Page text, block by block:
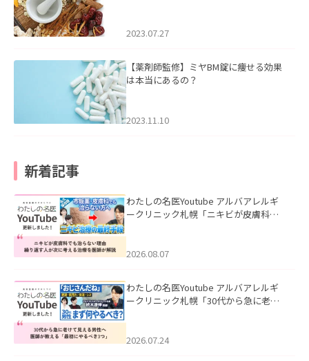
2023.07.27
【薬剤師監修】ミヤBM錠に痩せる効果
は本当にあるの？
2023.11.10
新着記事
わたしの名医Youtube アルバアレルギ
ークリニック札幌「ニキビが皮膚科で
ました。
2026.08.07
わたしの名医Youtube アルバアレルギ
ークリニック札幌「30代から急に老け
た。
2026.07.24